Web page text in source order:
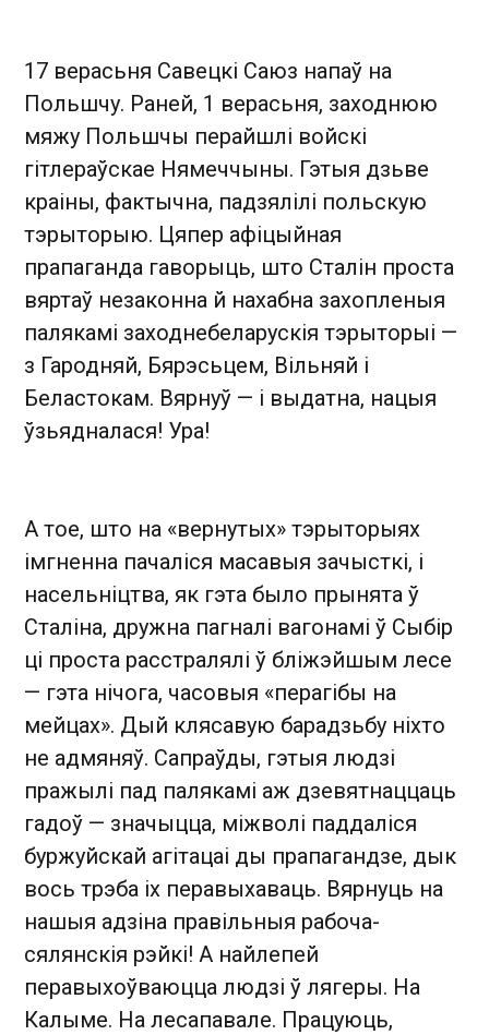
17 верасьня Савецкі Саюз напаў на
Польшчу. Раней, 1 верасьня, заходнюю
мяжу Польшчы перайшлі войскі
гітлераўскае Нямеччыны. Гэтыя дзьве
краіны, фактычна, падзялілі польскую
тэрыторыю. Цяпер афіцыйная
прапаганда гаворыць, што Сталін проста
вяртаў незаконна й нахабна захопленыя
палякамі заходнебеларускія тэрыторыі —
з Гародняй, Бярэсьцем, Вільняй і
Беластокам. Вярнуў — і выдатна, нацыя
ўзьядналася! Ура!
А тое, што на «вернутых» тэрыторыях
імгненна пачаліся масавыя зачысткі, і
насельніцтва, як гэта было прынята ў
Сталіна, дружна пагналі вагонамі ў Сыбір
ці проста расстралялі ў бліжэйшым лесе
— гэта нічога, часовыя «перагібы на
мейцах». Дый клясавую барадзьбу ніхто
не адмяняў. Сапраўды, гэтыя людзі
пражылі пад палякамі аж дзевятнаццаць
гадоў — значыцца, міжволі паддаліся
буржуйскай агітацаі ды прапагандзе, дык
вось трэба іх перавыхаваць. Вярнуць на
нашыя адзіна правільныя рабоча-
сялянскія рэйкі! А найлепей
перавыхоўваюцца людзі ў лягеры. На
Калыме. На лесапавале. Працуюць,